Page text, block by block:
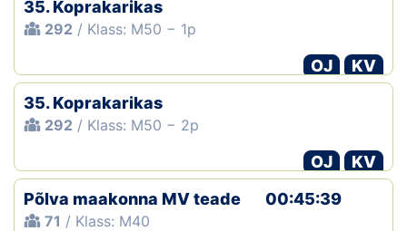
35. Koprakarikas
292 / Klass: M50 − 1p
OJ
KV
35. Koprakarikas
292 / Klass: M50 − 2p
OJ
KV
Põlva maakonna MV teade
71 / Klass: M40
00:45:39